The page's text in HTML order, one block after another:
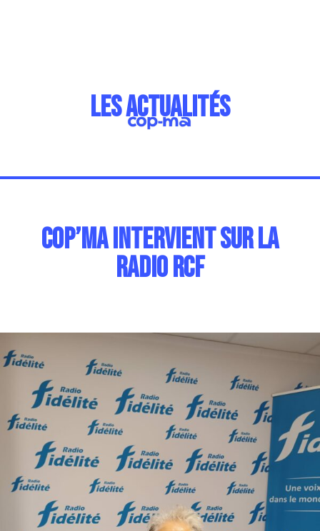
les actualités
CoP’MA intervient sur la
radio RCF